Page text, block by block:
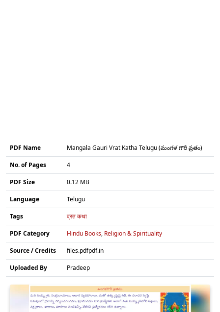
PDF Name Mangala Gauri Vrat Katha Telugu (మంగళ గౌరీ వ్రతం)
No. of Pages 4
PDF Size 0.12 MB
Language Telugu
Tags व्रत कथा
PDF Category Hindu Books, Religion & Spirituality
Source / Credits files.pdfpdf.in
Uploaded By Pradeep